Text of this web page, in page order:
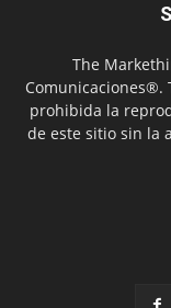
The
Comunicaciones®.
prohibida la
de este sitio sin la